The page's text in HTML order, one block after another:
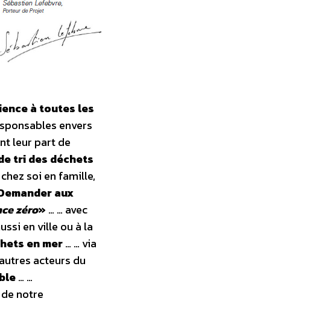
à toutes les
envers
leur part de
tri des déchets
soi en famille,
aux
zéro» … … avec
en ville ou à la
en mer… … via
acteurs du
… …
notre